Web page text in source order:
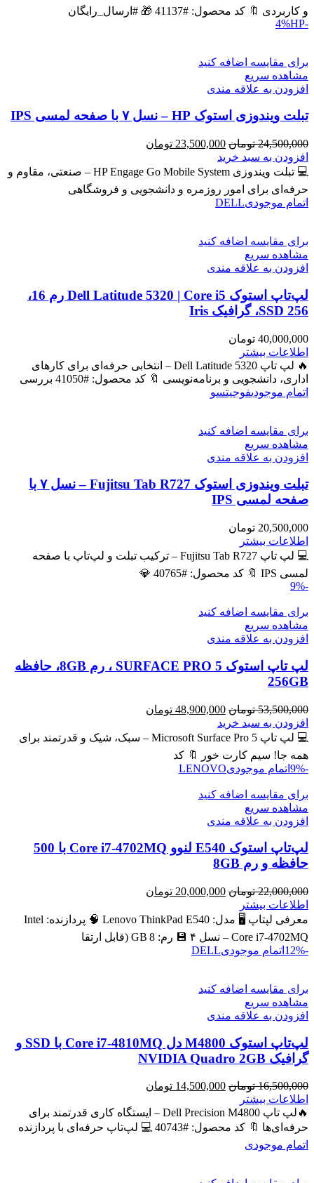
است.
و کاربردی 🔖 کد محصول: #41137 🎁 #ارسال_رایگان
-4%
HP
برای مقایسه اضافه کنید
مشاهده سریع
افزودن به علاقه مندی
تبلت ویندوزی استوک HP – نسل ۷ با صفحه لمسی IPS
24,500,000 تومان قیمت
اصلی
24,500,000 تومان
23,500,000 تومان
23,500,000 تومان
افزودن به سبد خرید
💻 تبلت ویندوزی HP Engage Go Mobile System – صنعتی، مقاوم و
حرفه‌ای برای امور روزمره و دانشجویی و فروشگاهی
اتمام موجودیDELL
برای مقایسه اضافه کنید
مشاهده سریع
افزودن به علاقه مندی
لپ‌تاپ استوک Dell Latitude 5320 | Core i5 رم 16،
SSD 256، گرافیک Iris
40,000,000 تومان
اطلاعات بیشتر
🔥 لپ تاپ Dell Latitude 5320 – انتخابی حرفه‌ای برای کارهای
اداری، دانشجویی و برنامه‌نویسی 🔖 کد محصول: #41050 بررسی
اتمام موجودیفوجیتسو
برای مقایسه اضافه کنید
مشاهده سریع
افزودن به علاقه مندی
تبلت ویندوزی استوک Fujitsu Tab R727 – نسل ۷ با
صفحه لمسی IPS
20,500,000 تومان
اطلاعات بیشتر
💻 لپ تاپ Fujitsu Tab R727 – ترکیب تبلت و لپ‌تاپ با صفحه
لمسی IPS 🔖 کد محصول: #40765 💎
-9%
برای مقایسه اضافه کنید
مشاهده سریع
افزودن به علاقه مندی
لپ تاپ استوک SURFACE PRO 5 ، رم 8GB، حافظه
256GB
53,500,000 تومان قیمت
اصلی
53,500,000 تومان
48,900,000 تومان
48,900,000 تومان
افزودن به سبد خرید
💻 لپ تاپ Microsoft Surface Pro 5 – سبک، شیک و قدرتمند برای
همه جا! سیم کارت خور 🔖 کد
-9%
اتمام موجودیLENOVO
برای مقایسه اضافه کنید
مشاهده سریع
افزودن به علاقه مندی
لپ‌تاپ استوک E540 لنوو Core i7-4702MQ با 500
حافظه و رم 8GB
22,000,000 تومان قیمت
22,000,000 تومان
20,000,000 تومان
20,000,000 تومان
است.
اطلاعات بیشتر
معرفی لپتاپ 🖥️ مدل: Lenovo ThinkPad E540 🧠 پردازنده: Intel
Core i7‑4702MQ – نسل ۴ 💾 رم: 8 GB (قابل ارتقا
-12%
اتمام موجودیDELL
برای مقایسه اضافه کنید
مشاهده سریع
افزودن به علاقه مندی
لپ‌تاپ استوک M4800 دل Core i7-4810MQ با SSD و
گرافیک NVIDIA Quadro 2GB
16,500,000 تومان قیمت
16,500,000 تومان
بود.
14,500,000 تومان
14,500,000 تومان
است.
اطلاعات بیشتر
🔥لپ تاپ Dell Precision M4800 – ایستگاه کاری قدرتمند برای
حرفه‌ای‌ها 🔖 کد محصول: #40743 💻 لپ‌تاپ حرفه‌ای با پردازنده
اتمام موجودی